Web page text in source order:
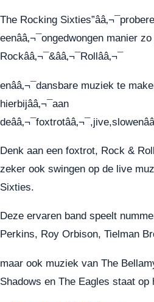
The Rocking
eenââ‚¬¯ongedwongen manier
Rockââ‚¬¯&ââ‚¬¯Rollââ‚¬¯
enââ‚¬¯dansbare muziek te
hierbijââ‚¬¯aan
Denk aan een foxtrot, Rock &
zeker ook swingen op de live
Sixties.
Deze ervaren band speelt
Perkins, Roy Orbison, Tielman
maar ook muziek van The
Shadows en The Eagles staat